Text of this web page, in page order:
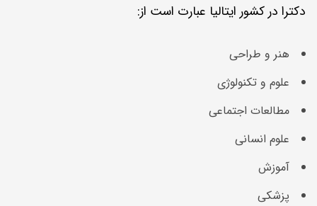
دکترا در کشور ایتالیا عبارت است از:
هنر و طراحی
علوم و تکنولوژی
مطالعات اجتماعی
علوم انسانی
آموزش
پزشکی